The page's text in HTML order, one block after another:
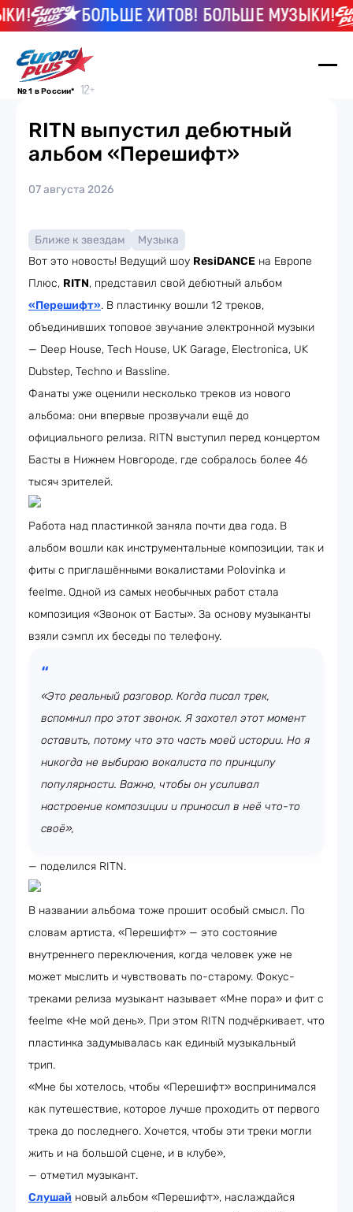
БОЛЬШЕ ХИТОВ! БОЛЬШЕ МУЗЫКИ!
№ 1 в России*
RITN выпустил дебютный
альбом «Перешифт»
07 августа 2026
Ближе к звездам
Музыка
Вот это новость! Ведущий шоу ResiDANCE на Европе
Плюс, RITN, представил свой дебютный альбом
«Перешифт». В пластинку вошли 12 треков,
объединивших топовое звучание электронной музыки
— Deep House, Tech House, UK Garage, Electronica, UK
Dubstep, Techno и Bassline.
Фанаты уже оценили несколько треков из нового
альбома: они впервые прозвучали ещё до
официального релиза. RITN выступил перед концертом
Басты в Нижнем Новгороде, где собралось более 46
тысяч зрителей.
Работа над пластинкой заняла почти два года. В
альбом вошли как инструментальные композиции, так и
фиты с приглашёнными вокалистами Polovinka и
feelme. Одной из самых необычных работ стала
композиция «Звонок от Басты». За основу музыканты
взяли сэмпл их беседы по телефону.
«Это реальный разговор. Когда писал трек,
вспомнил про этот звонок. Я захотел этот момент
оставить, потому что это часть моей истории. Но я
никогда не выбираю вокалиста по принципу
популярности. Важно, чтобы он усиливал
настроение композиции и приносил в неё что-то
своё»,
— поделился RITN.
В названии альбома тоже прошит особый смысл. По
словам артиста, «Перешифт» — это состояние
внутреннего переключения, когда человек уже не
может мыслить и чувствовать по-старому. Фокус-
треками релиза музыкант называет «Мне пора» и фит с
feelme «Не мой день». При этом RITN подчёркивает, что
пластинка задумывалась как единый музыкальный
трип.
«Мне бы хотелось, чтобы «Перешифт» воспринимался
как путешествие, которое лучше проходить от первого
трека до последнего. Хочется, чтобы эти треки могли
жить и на большой сцене, и в клубе»,
— отметил музыкант.
Слушай новый альбом «Перешифт», наслаждайся